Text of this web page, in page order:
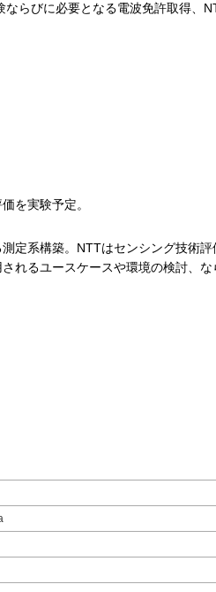
らびに必要となる電波免許取得、
を実験予定。
定系構築。NTTはセンシング技術
れるユースケースや環境の検討、